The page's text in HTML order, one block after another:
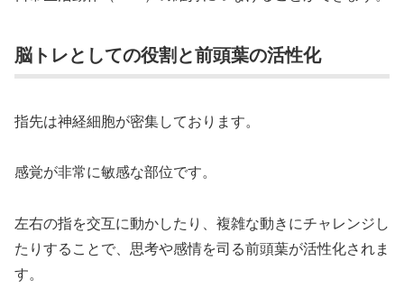
脳トレとしての役割と前頭葉の活性化
指先は神経細胞が密集しております。
感覚が非常に敏感な部位です。
左右の指を交互に動かしたり、複雑な動きにチャレンジし
たりすることで、思考や感情を司る前頭葉が活性化されま
す。